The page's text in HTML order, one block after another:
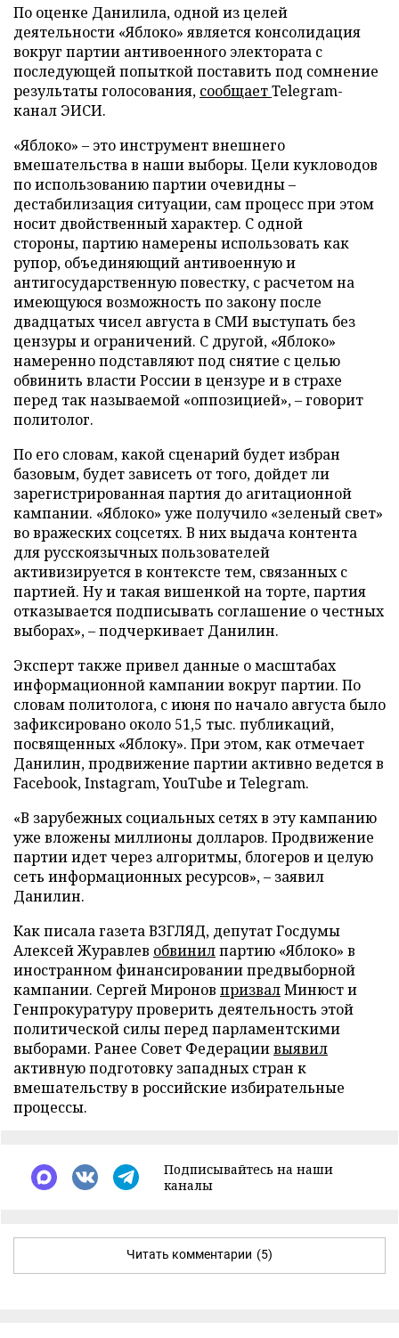
По оценке Данилила, одной из целей
деятельности «Яблоко» является консолидация
вокруг партии антивоенного электората с
последующей попыткой поставить под сомнение
результаты голосования, сообщаетTelegram-
канал ЭИСИ.
«Яблоко» – это инструмент внешнего
вмешательства в наши выборы. Цели кукловодов
по использованию партии очевидны –
дестабилизация ситуации, сам процесс при этом
носит двойственный характер. С одной
стороны, партию намерены использовать как
рупор, объединяющий антивоенную и
антигосударственную повестку, с расчетом на
имеющуюся возможность по закону после
двадцатых чисел августа в СМИ выступать без
цензуры и ограничений. С другой, «Яблоко»
намеренно подставляют под снятие с целью
обвинить власти России в цензуре и в страхе
перед так называемой «оппозицией», – говорит
политолог.
По его словам, какой сценарий будет избран
базовым, будет зависеть от того, дойдет ли
зарегистрированная партия до агитационной
кампании. «Яблоко» уже получило «зеленый свет»
во вражеских соцсетях. В них выдача контента
для русскоязычных пользователей
активизируется в контексте тем, связанных с
партией. Ну и такая вишенкой на торте, партия
отказывается подписывать соглашение о честных
выборах», – подчеркивает Данилин.
Эксперт также привел данные о масштабах
информационной кампании вокруг партии. По
словам политолога, с июня по начало августа было
зафиксировано около 51,5 тыс. публикаций,
посвященных «Яблоку». При этом, как отмечает
Данилин, продвижение партии активно ведется в
Facebook, Instagram, YouTube и Telegram.
«В зарубежных социальных сетях в эту кампанию
уже вложены миллионы долларов. Продвижение
партии идет через алгоритмы, блогеров и целую
сеть информационных ресурсов», – заявил
Данилин.
Как писала газета ВЗГЛЯД, депутат Госдумы
Алексей Журавлев обвинилпартию «Яблоко» в
иностранном финансировании предвыборной
кампании. Сергей Миронов призвалМинюст и
Генпрокуратуру проверить деятельность этой
политической силы перед парламентскими
выборами. Ранее Совет Федерациивыявил
активную подготовку западных стран к
вмешательству в российские избирательные
процессы.
Подписывайтесь на наши
каналы
Читать комментарии (5)